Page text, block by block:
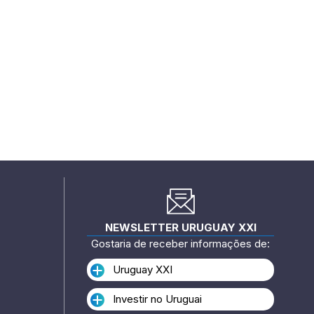
NEWSLETTER URUGUAY XXI
Gostaria de receber informações de:
Uruguay XXI
Investir no Uruguai